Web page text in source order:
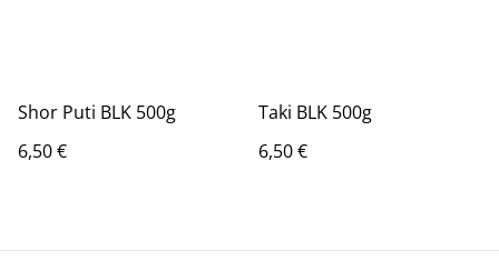
Shor Puti BLK 500g
6,50 €
Taki BLK 500g
6,50 €